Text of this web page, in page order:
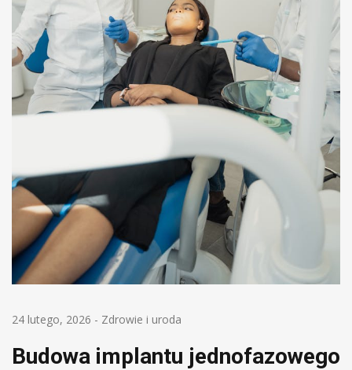
24 lutego, 2026 - Zdrowie i uroda
Budowa implantu jednofazowego